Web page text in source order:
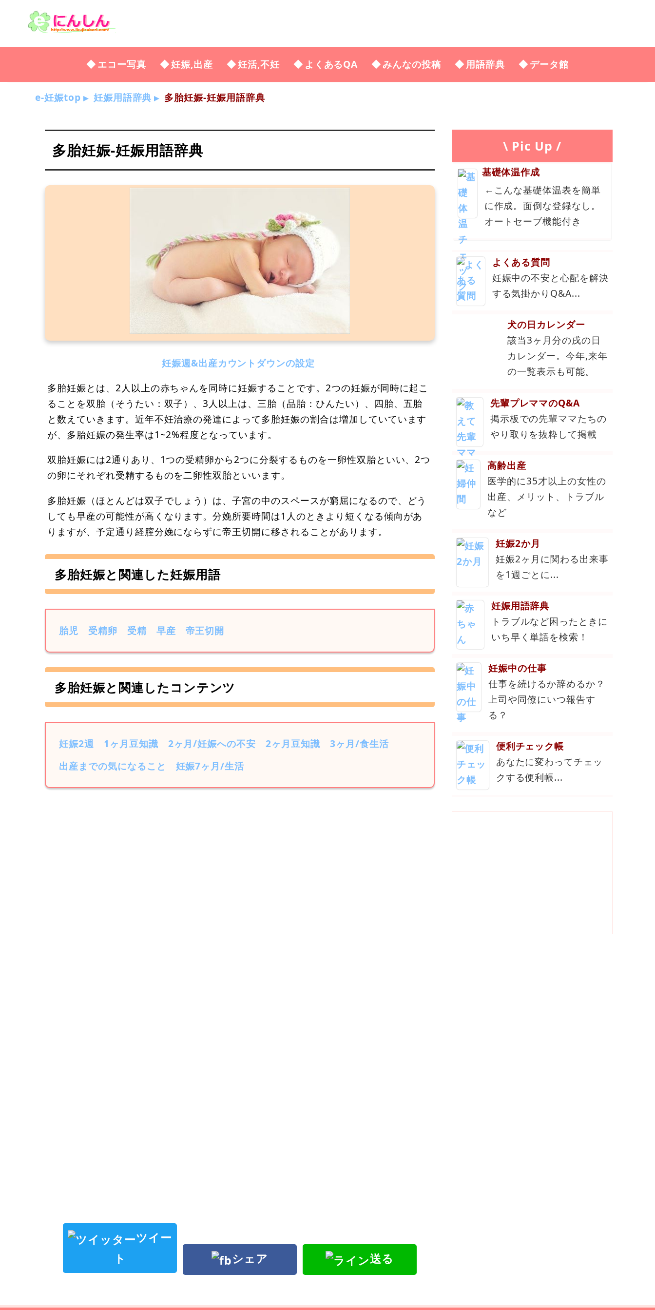
エコー写真 妊娠,出産 妊活,不妊 よくあるQA みんなの投稿 用語辞典 データ館
e-妊娠top 妊娠用語辞典 多胎妊娠-妊娠用語辞典
多胎妊娠-妊娠用語辞典
妊娠週&出産カウントダウンの設定
多胎妊娠とは、2人以上の赤ちゃんを同時に妊娠することです。2つの妊娠が同時に起こ
ることを双胎（そうたい：双子）、3人以上は、三胎（品胎：ひんたい）、四胎、五胎
と数えていきます。近年不妊治療の発達によって多胎妊娠の割合は増加していています
が、多胎妊娠の発生率は1~2%程度となっています。
双胎妊娠には2通りあり、1つの受精卵から2つに分裂するものを一卵性双胎といい、2つ
の卵にそれぞれ受精するものを二卵性双胎といいます。
多胎妊娠（ほとんどは双子でしょう）は、子宮の中のスペースが窮屈になるので、どう
しても早産の可能性が高くなります。分娩所要時間は1人のときより短くなる傾向があ
りますが、予定通り経膣分娩にならずに帝王切開に移されることがあります。
多胎妊娠と関連した妊娠用語
胎児 受精卵 受精 早産 帝王切開
多胎妊娠と関連したコンテンツ
妊娠2週 1ヶ月豆知識 2ヶ月/妊娠への不安 2ヶ月豆知識
3ヶ月/食生活
出産までの気になること
妊娠7ヶ月/生活
ツイー
ト
シェア 送る
\ Pic Up /
基礎体温作成
←こんな基礎体温表を簡単
に作成。面倒な登録なし。
オートセーブ機能付き
よくある質問
妊娠中の不安と心配を解決
する気掛かりQ&A...
犬の日カレンダー
該当3ヶ月分の戌の日
カレンダー。今年,来年
の一覧表示も可能。
先輩プレママのQ&A
掲示板での先輩ママたちの
やり取りを抜粋して掲載
高齢出産
医学的に35才以上の女性の
出産、メリット、トラブル
など
妊娠2か月
妊娠2ヶ月に関わる出来事
を1週ごとに...
妊娠用語辞典
トラブルなど困ったときに
いち早く単語を検索！
妊娠中の仕事
仕事を続けるか辞めるか？
上司や同僚にいつ報告す
る？
便利チェック帳
あなたに変わってチェッ
クする便利帳...